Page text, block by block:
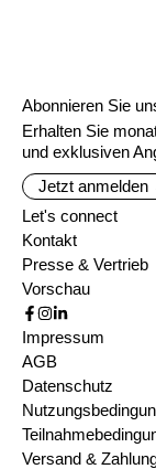
Abonnieren Sie
Erhalten Sie
und exklusiven
Jetzt anmelden
Let's connect
Kontakt
Presse & Vertrieb
Vorschau
Impressum
AGB
Datenschutz
Versand &